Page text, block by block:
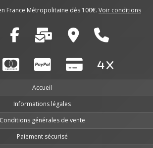
France Métropolitaine dès 100€. Voir conditions
Accueil
Informations légales
Conditions générales de vente
Paiement sécurisé